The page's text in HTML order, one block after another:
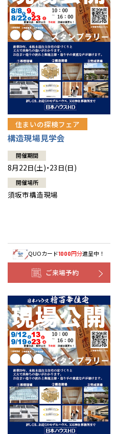
住まいの探検フェア
構造現場見学会
開催期間
8月22日(土)・23日(日)
開催場所
須坂市構造現場
QUOカード1000円分進呈中！
ご来場予約